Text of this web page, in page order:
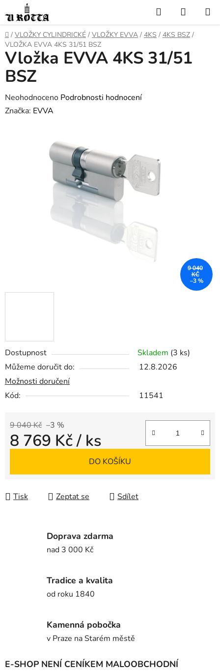
na
obsah
Hledat
KOŠÍK
DOMŮ
/ VLOŽKY CYLINDRICKÉ / VLOŽKY EVVA / 4KS / 4KS BSZ /
VLOŽKA EVVA 4KS 31/51 BSZ
Dostupnost Skladem (3 ks)
Můžeme doručit do:
12.8.2026
Možnosti doručení
Kód:
11541
9 040 Kč –3 %
8 769 Kč/ ks
DO KOŠÍKU
Tisk Zeptat se Sdílet
Vložka EVVA 4KS 31/51
BSZ
Průměrné
hodnocení
Neohodnoceno Podrobnosti hodnocení
Značka: EVVA
9 040
KČ
–3 %
Doprava zdarma
nad 3 000 Kč
Tradice a kvalita
od roku 1840
Kamenná pobočka
v Praze na Starém městě
E-SHOP NENÍ CENÍKEM MALOOBCHODNÍ